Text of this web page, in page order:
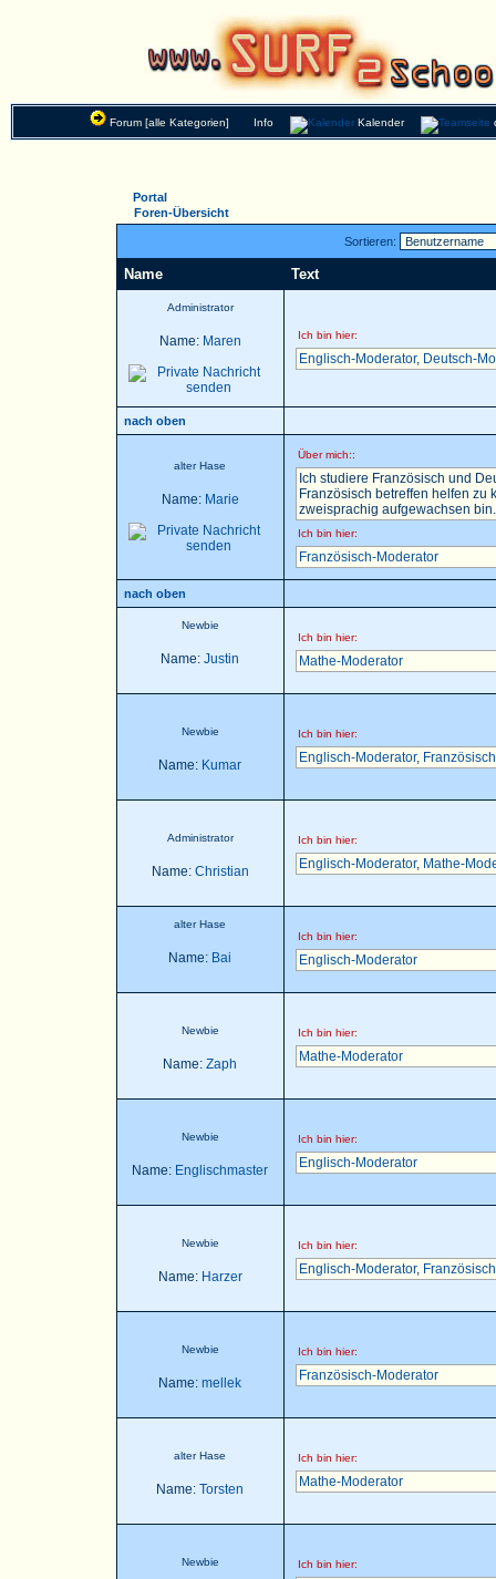
Forum [alle Kategorien] Info Kalender
Portal
Foren-Übersicht
Sortieren:
Name Text
Administrator
Name: Maren Ich bin hier:
Englisch-Moderator, Deutsch-
nach oben
alter Hase
Name: Marie
Über mich::
Ich studiere Französisch und
Französisch betreffen helfen zu
zweisprachig aufgewachsen
Ich bin hier:
Französisch-Moderator
nach oben
Newbie
Name: Justin
Ich bin hier:
Mathe-Moderator
Newbie
Name: Kumar
Ich bin hier:
Englisch-Moderator,
Administrator
Name: Christian
Ich bin hier:
Englisch-Moderator, Mathe-
alter Hase
Name: Bai
Ich bin hier:
Englisch-Moderator
Newbie
Name: Zaph
Ich bin hier:
Mathe-Moderator
Newbie
Name: Englischmaster
Ich bin hier:
Englisch-Moderator
Newbie
Name: Harzer
Ich bin hier:
Englisch-Moderator,
Newbie
Name: mellek
Ich bin hier:
Französisch-Moderator
alter Hase
Name: Torsten
Ich bin hier:
Mathe-Moderator
Newbie Ich bin hier: